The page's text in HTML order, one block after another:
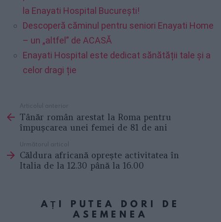
la Enayati Hospital București!
Descoperă căminul pentru seniori Enayati Home
– un „altfel” de ACASĂ
Enayati Hospital este dedicat sănătății tale și a
celor dragi ție
more
Articolul anterior
Tânăr român arestat la Roma pentru
împușcarea unei femei de 81 de ani
Următorul articol
Căldura africană oprește activitatea în
Italia de la 12.30 până la 16.00
AȚI PUTEA DORI DE
ASEMENEA